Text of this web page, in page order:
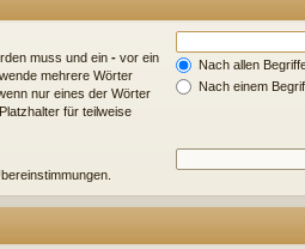
muss und ein - vor ein
mehrere Wörter
nur eines der Wörter
für teilweise
Nach allen
Nach einem